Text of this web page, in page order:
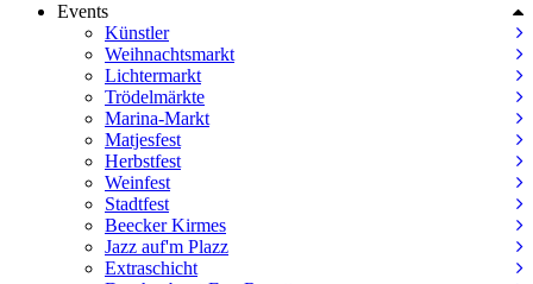
Events
Künstler
Weihnachtsmarkt
Lichtermarkt
Trödelmärkte
Marina-Markt
Matjesfest
Herbstfest
Weinfest
Stadtfest
Beecker Kirmes
Jazz auf'm Plazz
Extraschicht